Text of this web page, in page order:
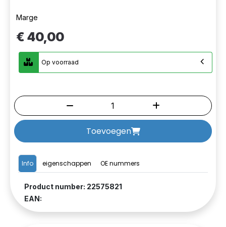
Info eigenschappen OE nummers
Product number: 22575821
EAN:
Marge
€ 40,00
Op voorraad
Toevoegen